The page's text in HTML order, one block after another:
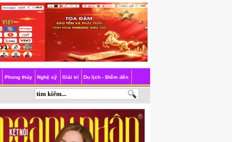
Phong thủy Nghệ sỹ Giải trí Du lịch - Điểm đến